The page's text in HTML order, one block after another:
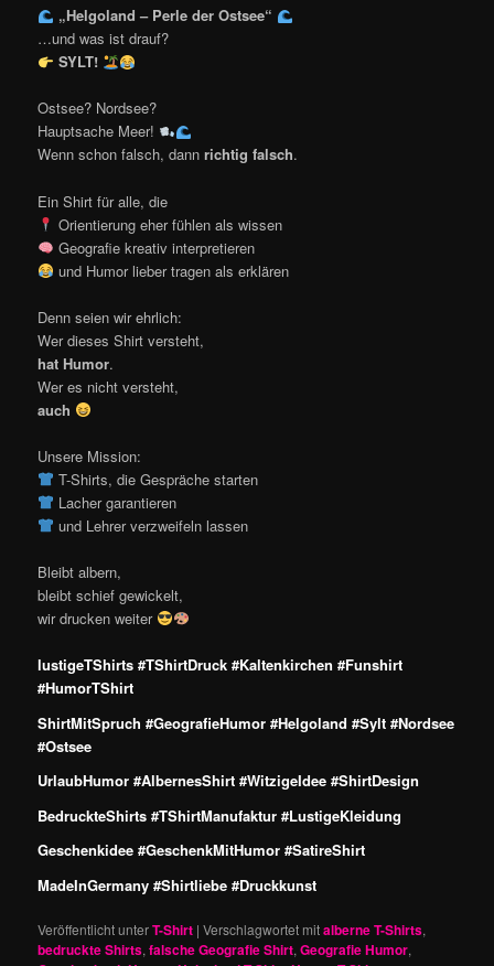
„Helgoland – Perle der Ostsee“
…und was ist drauf?
SYLT!
Ostsee? Nordsee?
Hauptsache Meer!
Wenn schon falsch, dannrichtig falsch.
Ein Shirt für alle, die
Orientierung eher fühlen als wissen
Geografie kreativ interpretieren
und Humor lieber tragen als erklären
Denn seien wir ehrlich:
Wer dieses Shirt versteht,
hat Humor.
Wer es nicht versteht,
auch
Unsere Mission:
T-Shirts, die Gespräche starten
Lacher garantieren
und Lehrer verzweifeln lassen
Bleibt albern,
bleibt schief gewickelt,
wir drucken weiter
lustigeTShirts #TShirtDruck #Kaltenkirchen #Funshirt
#HumorTShirt
ShirtMitSpruch #GeografieHumor #Helgoland #Sylt #Nordsee
#Ostsee
UrlaubHumor #AlbernesShirt #WitzigeIdee #ShirtDesign
BedruckteShirts #TShirtManufaktur #LustigeKleidung
Geschenkidee #GeschenkMitHumor #SatireShirt
MadeInGermany #Shirtliebe #Druckkunst
Veröffentlicht unterT-Shirt |Verschlagwortet mitalberne T-Shirts,
bedruckte Shirts,falsche Geografie Shirt,Geografie Humor,